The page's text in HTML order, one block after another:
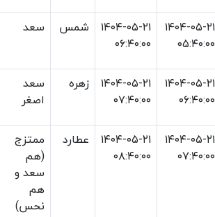
۱۴۰۴-۰۵-۲۱
۰۵:۴۰:۰۰
۱۴۰۴-۰۵-۲۱
۰۶:۴۰:۰۰
شمس سعد
۱۴۰۴-۰۵-۲۱
۰۶:۴۰:۰۰
۱۴۰۴-۰۵-۲۱
۰۷:۴۰:۰۰
زهره
سعد
اصغر
۱۴۰۴-۰۵-۲۱
۰۷:۴۰:۰۰
۱۴۰۴-۰۵-۲۱
۰۸:۴۰:۰۰
عطارد
ممتزج
(هم
سعد و
هم
نحس)